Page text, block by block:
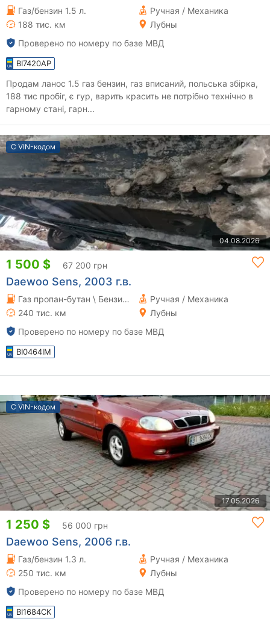
Газ/бензин 1.5 л.
Ручная / Механика
188 тис. км
Лубны
Проверено по номеру по базе МВД
BI7420AP
Продам ланос 1.5 газ бензин, газ вписаний, польська збірка,
188 тис пробіг, є гур, варить красить не потрібно технічно в
гарному стані, гарн...
С VIN-кодом
04.08.2026
1 500 $ 67 200 грн
Daewoo Sens, 2003 г.в.
Газ пропан-бутан \ Бензин 1.3 л.
Ручная / Механика
240 тис. км
Лубны
Проверено по номеру по базе МВД
BI0464IM
С VIN-кодом
17.05.2026
1 250 $ 56 000 грн
Daewoo Sens, 2006 г.в.
Газ/бензин 1.3 л.
Ручная / Механика
250 тис. км
Лубны
Проверено по номеру по базе МВД
BI1684CK